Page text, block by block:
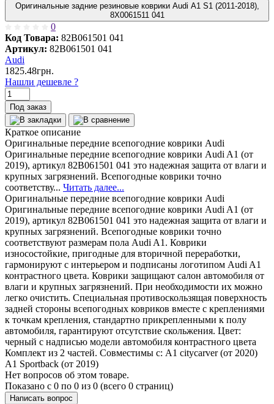
Оригинальные задние резиновые коврики Audi A1 S1 (2011-2018),
8X0061511 041
0
Код Товара: 82B061501 041
Артикул: 82B061501 041
Audi
1825.48грн.
Нашли дешевле ?
Под заказ
Краткое описание
Оригинальные передние всепогодние коврики Audi
Оригинальные передние всепогодние коврики Audi A1 (от
2019), артикул 82B061501 041 это надежная защита от влаги и
крупных загрязнений. Всепогодные коврики точно
соответству... Читать далее...
Оригинальные передние всепогодние коврики Audi
Оригинальные передние всепогодние коврики Audi A1 (от
2019), артикул 82B061501 041 это надежная защита от влаги и
крупных загрязнений. Всепогодные коврики точно
соответствуют размерам пола Audi A1. Коврики
износостойкие, пригодные для вторичной переработки,
гармонируют с интерьером и подписаны логотипом Audi A1
контрастного цвета. Коврики защищают салон автомобиля от
влаги и крупных загрязнений. При необходимости их можно
легко очистить. Специальная противоскользящая поверхность
задней стороны всепогодных ковриков вместе с креплениями
к точкам крепления, стандартно прикрепленными к полу
автомобиля, гарантируют отсутствие скольжения. Цвет:
черный с надписью модели автомобиля контрастного цвета
Комплект из 2 частей. Совместимы с: A1 citycarver (от 2020)
A1 Sportback (от 2019)
Нет вопросов об этом товаре.
Показано с 0 по 0 из 0 (всего 0 страниц)
Написать вопрос